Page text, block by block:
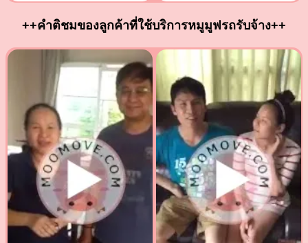
++คำติชมของลูกค้าที่ใช้บริการหมูมูฟรถรับจ้าง++